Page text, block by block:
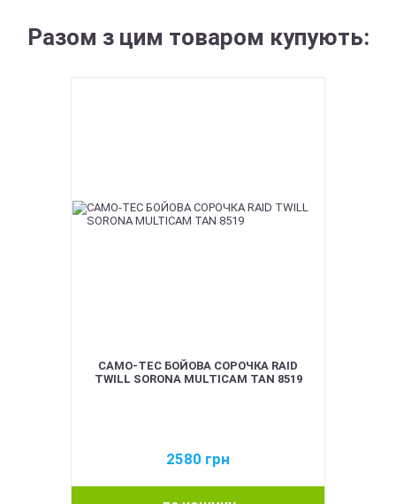
Разом з цим товаром купують:
CAMO-TEC БОЙОВА СОРОЧКА RAID
TWILL SORONA MULTICAM TAN 8519
2580 грн